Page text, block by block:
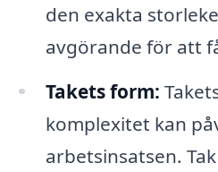
den exakta
avgörande för att
Takets form:
komplexitet kan
arbetsinsatsen.